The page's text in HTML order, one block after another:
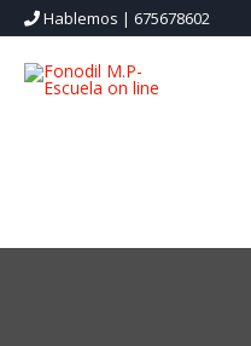
Hablemos | 675678602